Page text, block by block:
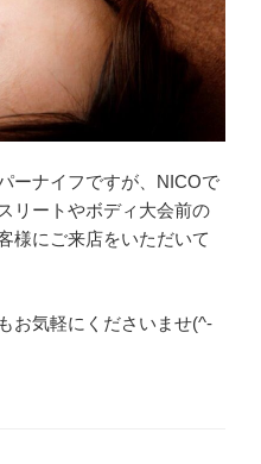
ーナイフですが、NICOで
リートやボディ大会前の
様にご来店をいただいて
お気軽にくださいませ(^-